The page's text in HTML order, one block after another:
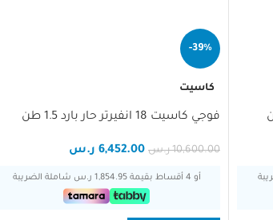
-39%
كاسيت
فوجي كاسيت 18 انفيرتر حار بارد 1.5 طن
10,600.00 ر.س 6,452.00 ر.س
أو 4 أقساط بقيمة 1,854.95 ر.س شاملة الضريبة